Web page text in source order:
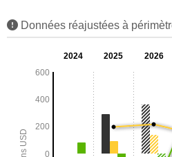
Données réajustées à